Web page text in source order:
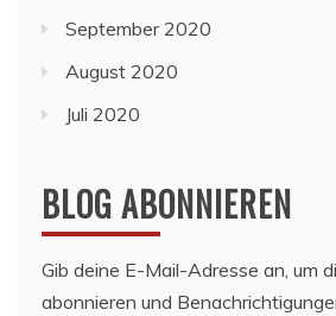
September 2020
August 2020
Juli 2020
BLOG ABONNIEREN
Gib deine E-Mail-Adresse an, um
abonnieren und